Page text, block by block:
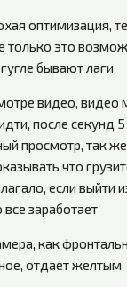
оптимизация,
только это
бывают лаги
видео, видео
после секунд
просмотр, так
что
если выйти
все заработает
как
отдает желтым